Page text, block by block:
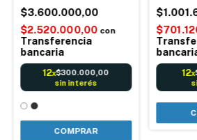
impresora de tickets y
etiquetas autoadhesivas
- Pantalla táctil
Publicidades
$3.600.000,00
$2.520.000,00 con
Transferencia
bancaria
12x$300.000,00
sin interés
COMPRAR
Systel
TEC
12x